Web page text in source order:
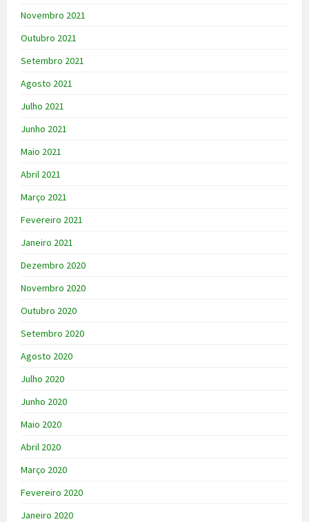
Novembro 2021
Outubro 2021
Setembro 2021
Agosto 2021
Julho 2021
Junho 2021
Maio 2021
Abril 2021
Março 2021
Fevereiro 2021
Janeiro 2021
Dezembro 2020
Novembro 2020
Outubro 2020
Setembro 2020
Agosto 2020
Julho 2020
Junho 2020
Maio 2020
Abril 2020
Março 2020
Fevereiro 2020
Janeiro 2020